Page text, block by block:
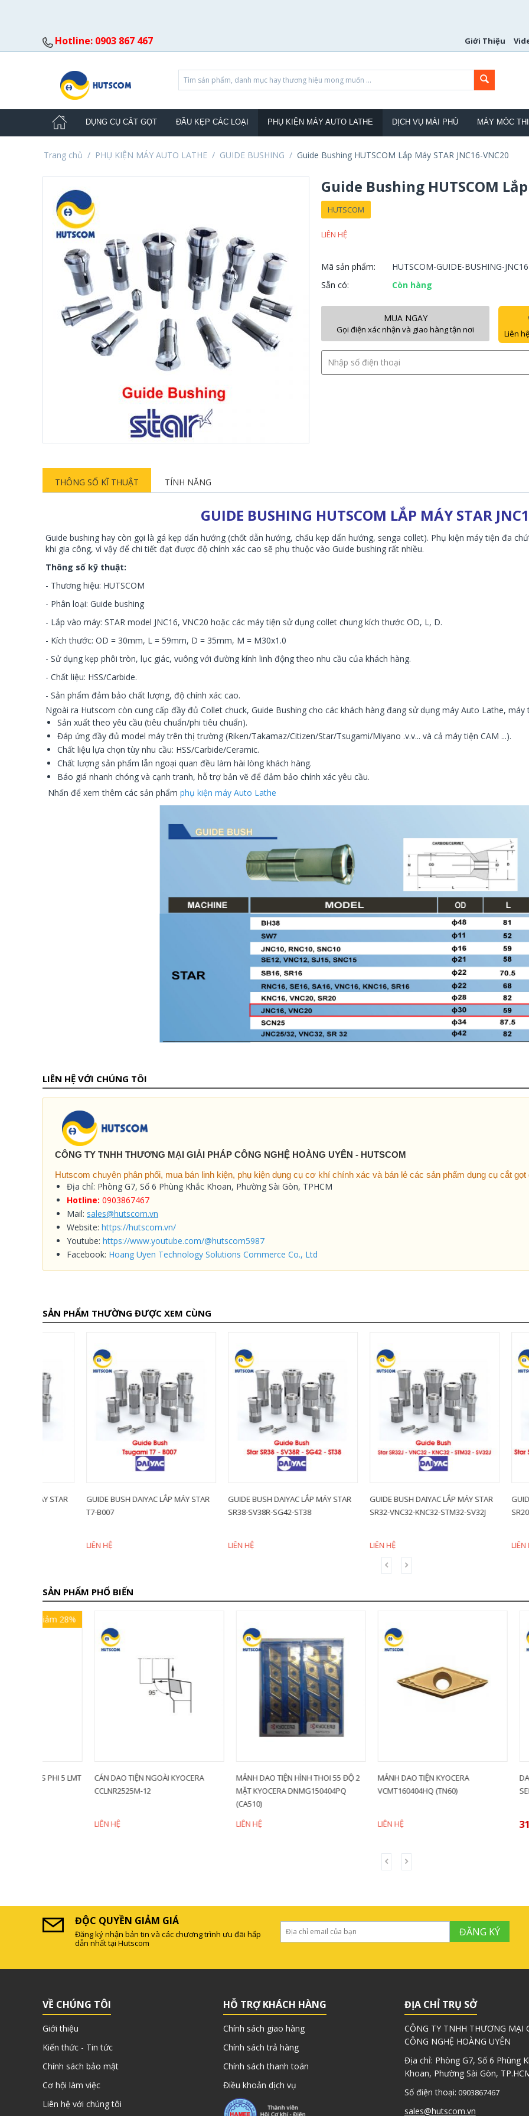
Hotline: 0903 867 467 Giới Thiệu
DỤNG CỤ CẮT GỌT ĐẦU KẸP CÁC LOẠI PHỤ KIỆN MÁY AUTO LATHE DỊCH VỤ MÀI PHỦ MÁY MÓC
Trang chủ / PHỤ KIỆN MÁY AUTO LATHE / GUIDE BUSHING / Guide Bushing HUTSCOM Lắp Máy STAR JNC16-VNC20
Guide Bushing HUTSCOM
HUTSCOM
LIÊN HỆ
Mã sản phẩm:
HUTSCOM-GUIDE-BUSHING-
Sẵn có:
Còn hàng
MUA NGAY
Gọi điện xác nhận và giao hàng tận nơi Liên
THÔNG SỐ KĨ THUẬT TÍNH NĂNG
GUIDE BUSHING HUTSCOM LẮP MÁY STAR
Guide bushing hay còn gọi là gá kẹp dẩn hướng (chốt dẫn hướng, chấu kẹp dẩn hướng, senga collet). Phụ kiện máy tiện đa
khi gia công, vì vậy để chi tiết đạt được độ chính xác cao sẽ phụ thuộc vào Guide bushing rất nhiều.
Thông số kỹ thuật:
- Thương hiệu: HUTSCOM
- Phân loại: Guide bushing
- Lắp vào máy: STAR model JNC16, VNC20 hoặc các máy tiện sử dụng collet chung kích thước OD, L, D.
- Kích thước: OD = 30mm, L = 59mm, D = 35mm, M = M30x1.0
- Sử dụng kẹp phôi tròn, lục giác, vuông với đường kính linh động theo nhu cầu của khách hàng.
- Chất liệu: HSS/Carbide.
- Sản phẩm đảm bảo chất lượng, độ chính xác cao.
Ngoài ra Hutscom còn cung cấp đầy đủ Collet chuck, Guide Bushing cho các khách hàng đang sử dụng máy Auto Lathe, máy
Sản xuất theo yêu cầu (tiêu chuẩn/phi tiêu chuẩn).
Đáp ứng đầy đủ model máy trên thị trường (Riken/Takamaz/Citizen/Star/Tsugami/Miyano .v.v... và cả máy tiện CAM ...).
Chất liệu lựa chọn tùy nhu cầu: HSS/Carbide/Ceramic.
Chất lượng sản phẩm lẫn ngoại quan đều làm hài lòng khách hàng.
Báo giá nhanh chóng và cạnh tranh, hỗ trợ bản vẽ để đảm bảo chính xác yêu cầu.
Nhấn để xem thêm các sản phẩm phụ kiện máy Auto Lathe
LIÊN HỆ VỚI CHÚNG TÔI
CÔNG TY TNHH THƯƠNG MẠI GIẢI PHÁP CÔNG NGHỆ HOÀNG UYÊN - HUTSCOM
Hutscom chuyên phân phối, mua bán linh kiện, phụ kiện dụng cụ cơ khí chính xác và bán lẻ các sản phẩm dụng cụ cắt
Địa chỉ: Phòng G7, Số 6 Phùng Khắc Khoan, Phường Sài Gòn, TPHCM
Hotline: 0903867467
Mail: sales@hutscom.vn
Website: https://hutscom.vn/
Youtube: https://www.youtube.com/@hutscom5987
Facebook: Hoang Uyen Technology Solutions Commerce Co., Ltd
SẢN PHẨM THƯỜNG ĐƯỢC XEM CÙNG
GUIDE BUSH DAIYAC LẮP MÁY STAR
GUIDE BUSH DAIYAC LẮP MÁY STAR
SR38-SV38R-SG42-ST38
GUIDE BUSH DAIYAC LẮP MÁY STAR
SR32-VNC32-KNC32-STM32-SV32J
GUIDE BUSH
SR20-SB20-
SẢN PHẨM PHỔ BIẾN
CÁN DAO TIỆN NGOÀI KYOCERA
CCLNR2525M-12
MẢNH DAO TIỆN HÌNH THOI 55 ĐỘ 2
MẶT KYOCERA DNMG150404PQ
MẢNH DAO TIỆN KYOCERA
VCMT160404HQ (TN60)
DAO PHAY
SERIES EPSCC
ĐỘC QUYỀN GIẢM GIÁ
Đăng ký nhận bản tin và các chương trình ưu đãi hấp
dẫn nhất tại Hutscom
ĐĂNG KÝ
VỀ CHÚNG TÔI
Giới thiệu
Kiến thức - Tin tức
Chính sách bảo mật
Cơ hội làm việc
Liên hệ với chúng tôi
HỖ TRỢ KHÁCH HÀNG
Chính sách giao hàng
Chính sách trả hàng
Chính sách thanh toán
Điều khoản dịch vụ
ĐỊA CHỈ TRỤ SỞ
CÔNG TY TNHH THƯƠNG MẠI
CÔNG NGHỆ HOÀNG UYÊN
Địa chỉ: Phòng G7, Số 6 Phùng
Khoan, Phường Sài Gòn,
Số điện thoại: 0903867467
sales@hutscom.vn